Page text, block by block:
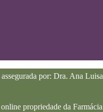
por: Dra. Ana Luisa
propriedade da Farmácia